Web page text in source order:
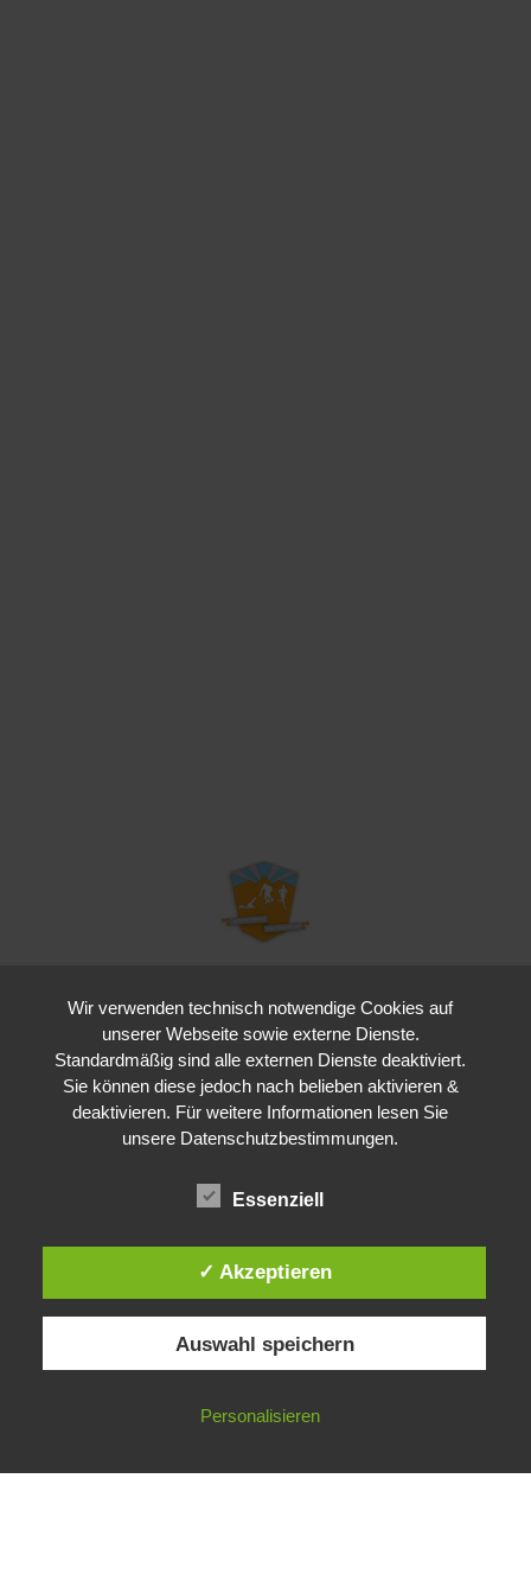
Kraichgau Triathlon e. V.
Waldstraße 4
76646 Bruchsal
Wir verwenden technisch notwendige Cookies auf
unserer Webseite sowie externe Dienste.
Standardmäßig sind alle externen Dienste deaktiviert.
Sie können diese jedoch nach belieben aktivieren &
deaktivieren. Für weitere Informationen lesen Sie
unsere Datenschutzbestimmungen.
Essenziell
✓ Akzeptieren
Auswahl speichern
Personalisieren